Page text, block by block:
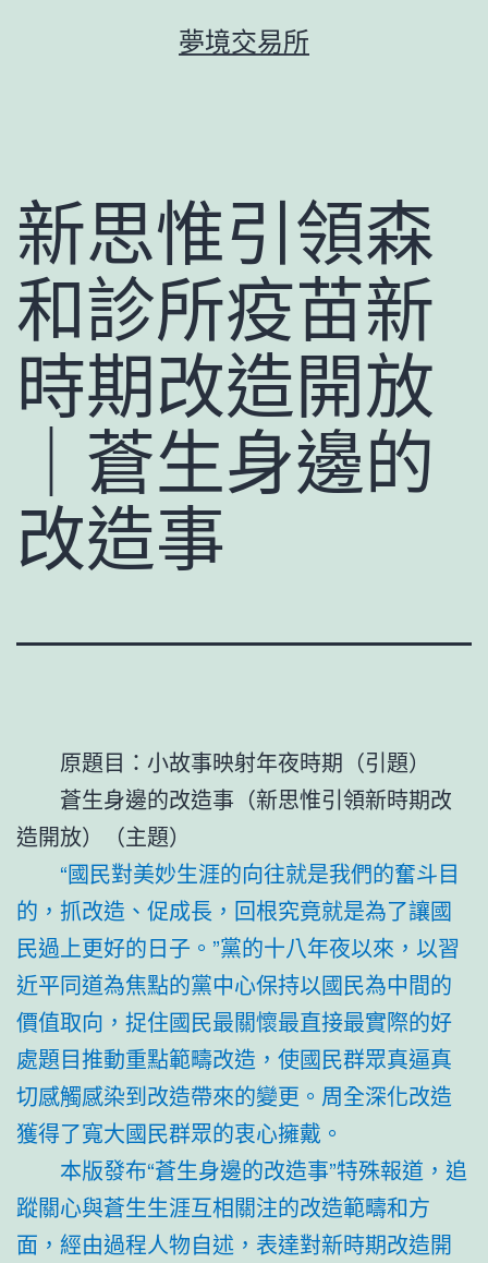
夢境交易所
新思惟引領森
和診所疫苗新
時期改造開放
｜蒼生身邊的
改造事
原題目：小故事映射年夜時期（引題）
蒼生身邊的改造事（新思惟引領新時期改
造開放）（主題）
“國民對美妙生涯的向往就是我們的奮斗目
的，抓改造、促成長，回根究竟就是為了讓國
民過上更好的日子。”黨的十八年夜以來，以習
近平同道為焦點的黨中心保持以國民為中間的
價值取向，捉住國民最關懷最直接最實際的好
處題目推動重點範疇改造，使國民群眾真逼真
切感觸感染到改造帶來的變更。周全深化改造
獲得了寬大國民群眾的衷心擁戴。
本版發布“蒼生身邊的改造事”特殊報道，追
蹤關心與蒼生生涯互相關注的改造範疇和方
面，經由過程人物自述，表達對新時期改造開